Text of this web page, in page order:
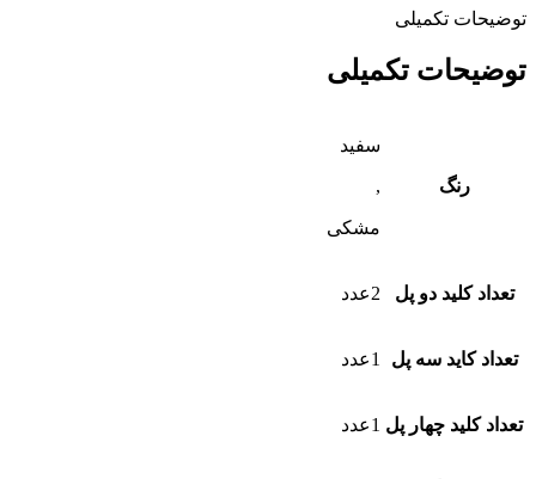
توضیحات تکمیلی
توضیحات تکمیلی
رنگ
سفید
,
مشکی
تعداد کلید دو پل 2عدد
تعداد کاید سه پل 1عدد
تعداد کلید چهار پل 1عدد